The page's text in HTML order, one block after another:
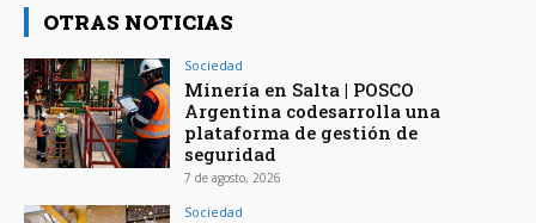
OTRAS NOTICIAS
Sociedad
Minería en Salta | POSCO
Argentina codesarrolla una
plataforma de gestión de
seguridad
7 de agosto, 2026
Sociedad